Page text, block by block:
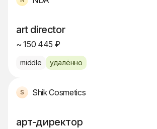
art director
~ 150 445 ₽
middle удалённо
Shik Cosmetics
арт-директор